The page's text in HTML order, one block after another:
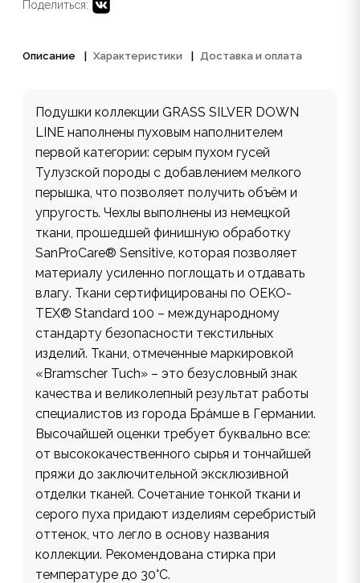
Поделиться:
Описание Характеристики Доставка и оплата
Подушки коллекции GRASS SILVER DOWN
LINE наполнены пуховым наполнителем
первой категории: серым пухом гусей
Тулузской породы с добавлением мелкого
перышка, что позволяет получить объём и
упругость. Чехлы выполнены из немецкой
ткани, прошедшей финишную обработку
SanProCare® Sensitive, которая позволяет
материалу усиленно поглощать и отдавать
влагу. Ткани сертифицированы по OEKO-
TEX® Standard 100 – международному
стандарту безопасности текстильных
изделий. Ткани, отмеченные маркировкой
«Bramscher Tuch» – это безусловный знак
качества и великолепный результат работы
специалистов из города Бра́мше в Германии.
Высочайшей оценки требует буквально все:
от высококачественного сырья и тончайшей
пряжи до заключительной эксклюзивной
отделки тканей. Сочетание тонкой ткани и
серого пуха придают изделиям серебристый
оттенок, что легло в основу названия
коллекции. Рекомендована стирка при
температуре до 30°С.